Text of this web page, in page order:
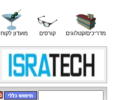
מועדון קורסים מדריכים/קטלוגים